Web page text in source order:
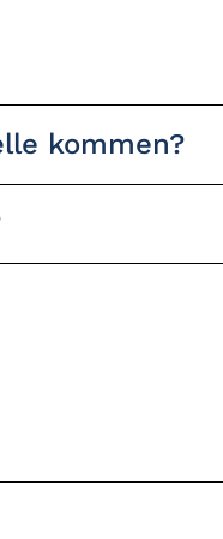
kommen?